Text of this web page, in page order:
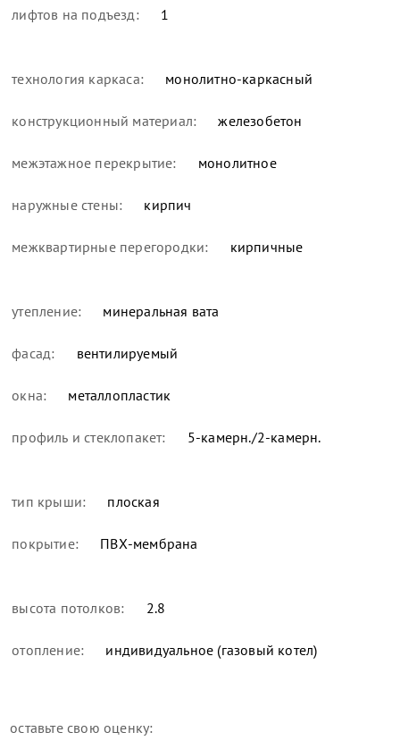
лифтов на подъезд: 1
технология каркаса: монолитно-каркасный
конструкционный материал: железобетон
межэтажное перекрытие: монолитное
наружные стены: кирпич
межквартирные перегородки: кирпичные
утепление: минеральная вата
фасад: вентилируемый
окна: металлопластик
профиль и стеклопакет: 5-камерн./2-камерн.
тип крыши: плоская
покрытие: ПВХ-мембрана
высота потолков: 2.8
отопление: индивидуальное (газовый котел)
оставьте свою оценку: